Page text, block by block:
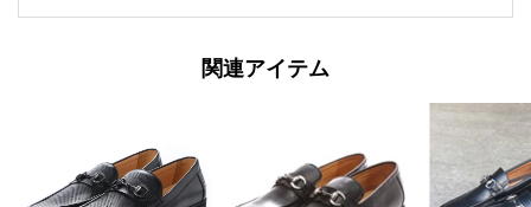
関連アイテム